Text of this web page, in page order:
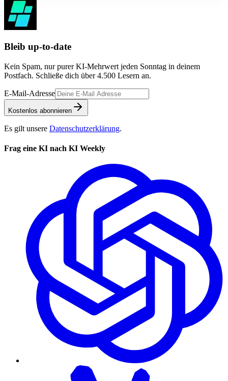
Bleib up-to-date
Kein Spam, nur purer KI-Mehrwert jeden Sonntag in deinem
Postfach. Schließe dich über4.500 Lesern an.
E-Mail-Adresse
Kostenlos abonnieren
Es gilt unsere Datenschutzerklärung.
Frag eine KI nach KI Weekly